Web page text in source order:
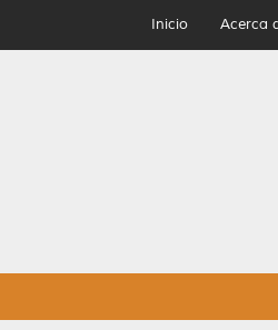
Inicio Acerca